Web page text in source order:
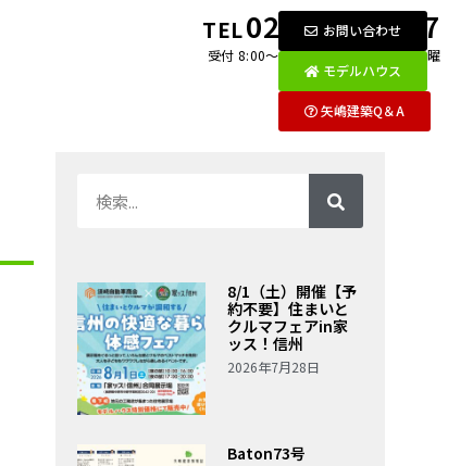
TEL0269-26-2097
受付 8:00〜18:00 月〜金 / 第1・3土曜
8/1（土）開催【予
約不要】住まいと
クルマフェアin家
ッス！信州
2026年7月28日
Baton73号
お問い合わせ
モデルハウス
矢嶋建築Q＆A